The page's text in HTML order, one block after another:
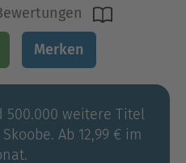
Merken
500.000 weitere Titel
Ab 12,99 € im